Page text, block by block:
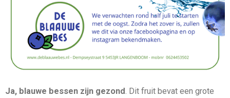
Ja, blauwe bessen zijn gezond. Dit fruit bevat een grote